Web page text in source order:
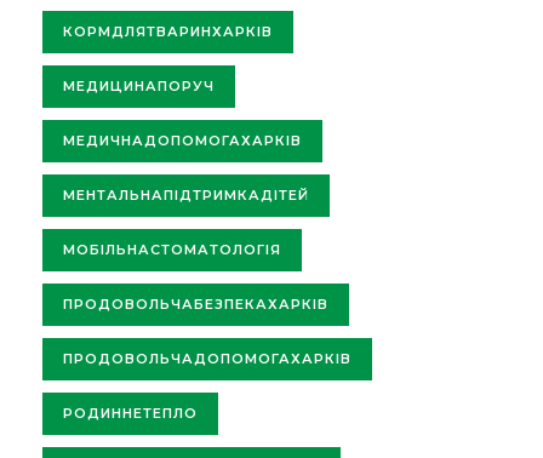
КОРМДЛЯТВАРИНХАРКІВ
МЕДИЦИНАПОРУЧ
МЕДИЧНАДОПОМОГАХАРКІВ
МЕНТАЛЬНАПІДТРИМКАДІТЕЙ
МОБІЛЬНАСТОМАТОЛОГІЯ
ПРОДОВОЛЬЧАБЕЗПЕКАХАРКІВ
ПРОДОВОЛЬЧАДОПОМОГАХАРКІВ
РОДИННЕТЕПЛО